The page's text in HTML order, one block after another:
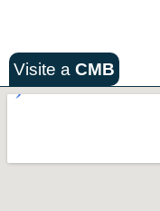
Visite a CMB